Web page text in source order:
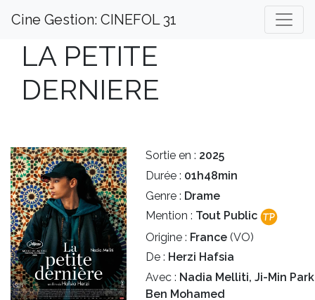
Cine Gestion: CINEFOL 31
LA PETITE
DERNIERE
Sortie en : 2025
Durée : 01h48min
Genre : Drame
Mention : Tout Public
Origine : France (VO)
De : Herzi Hafsia
Avec : Nadia Melliti, Ji-Min
Ben Mohamed